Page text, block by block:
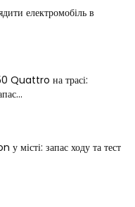
електромобіль в
Quattro на трасі:
місті: запас ходу та тест